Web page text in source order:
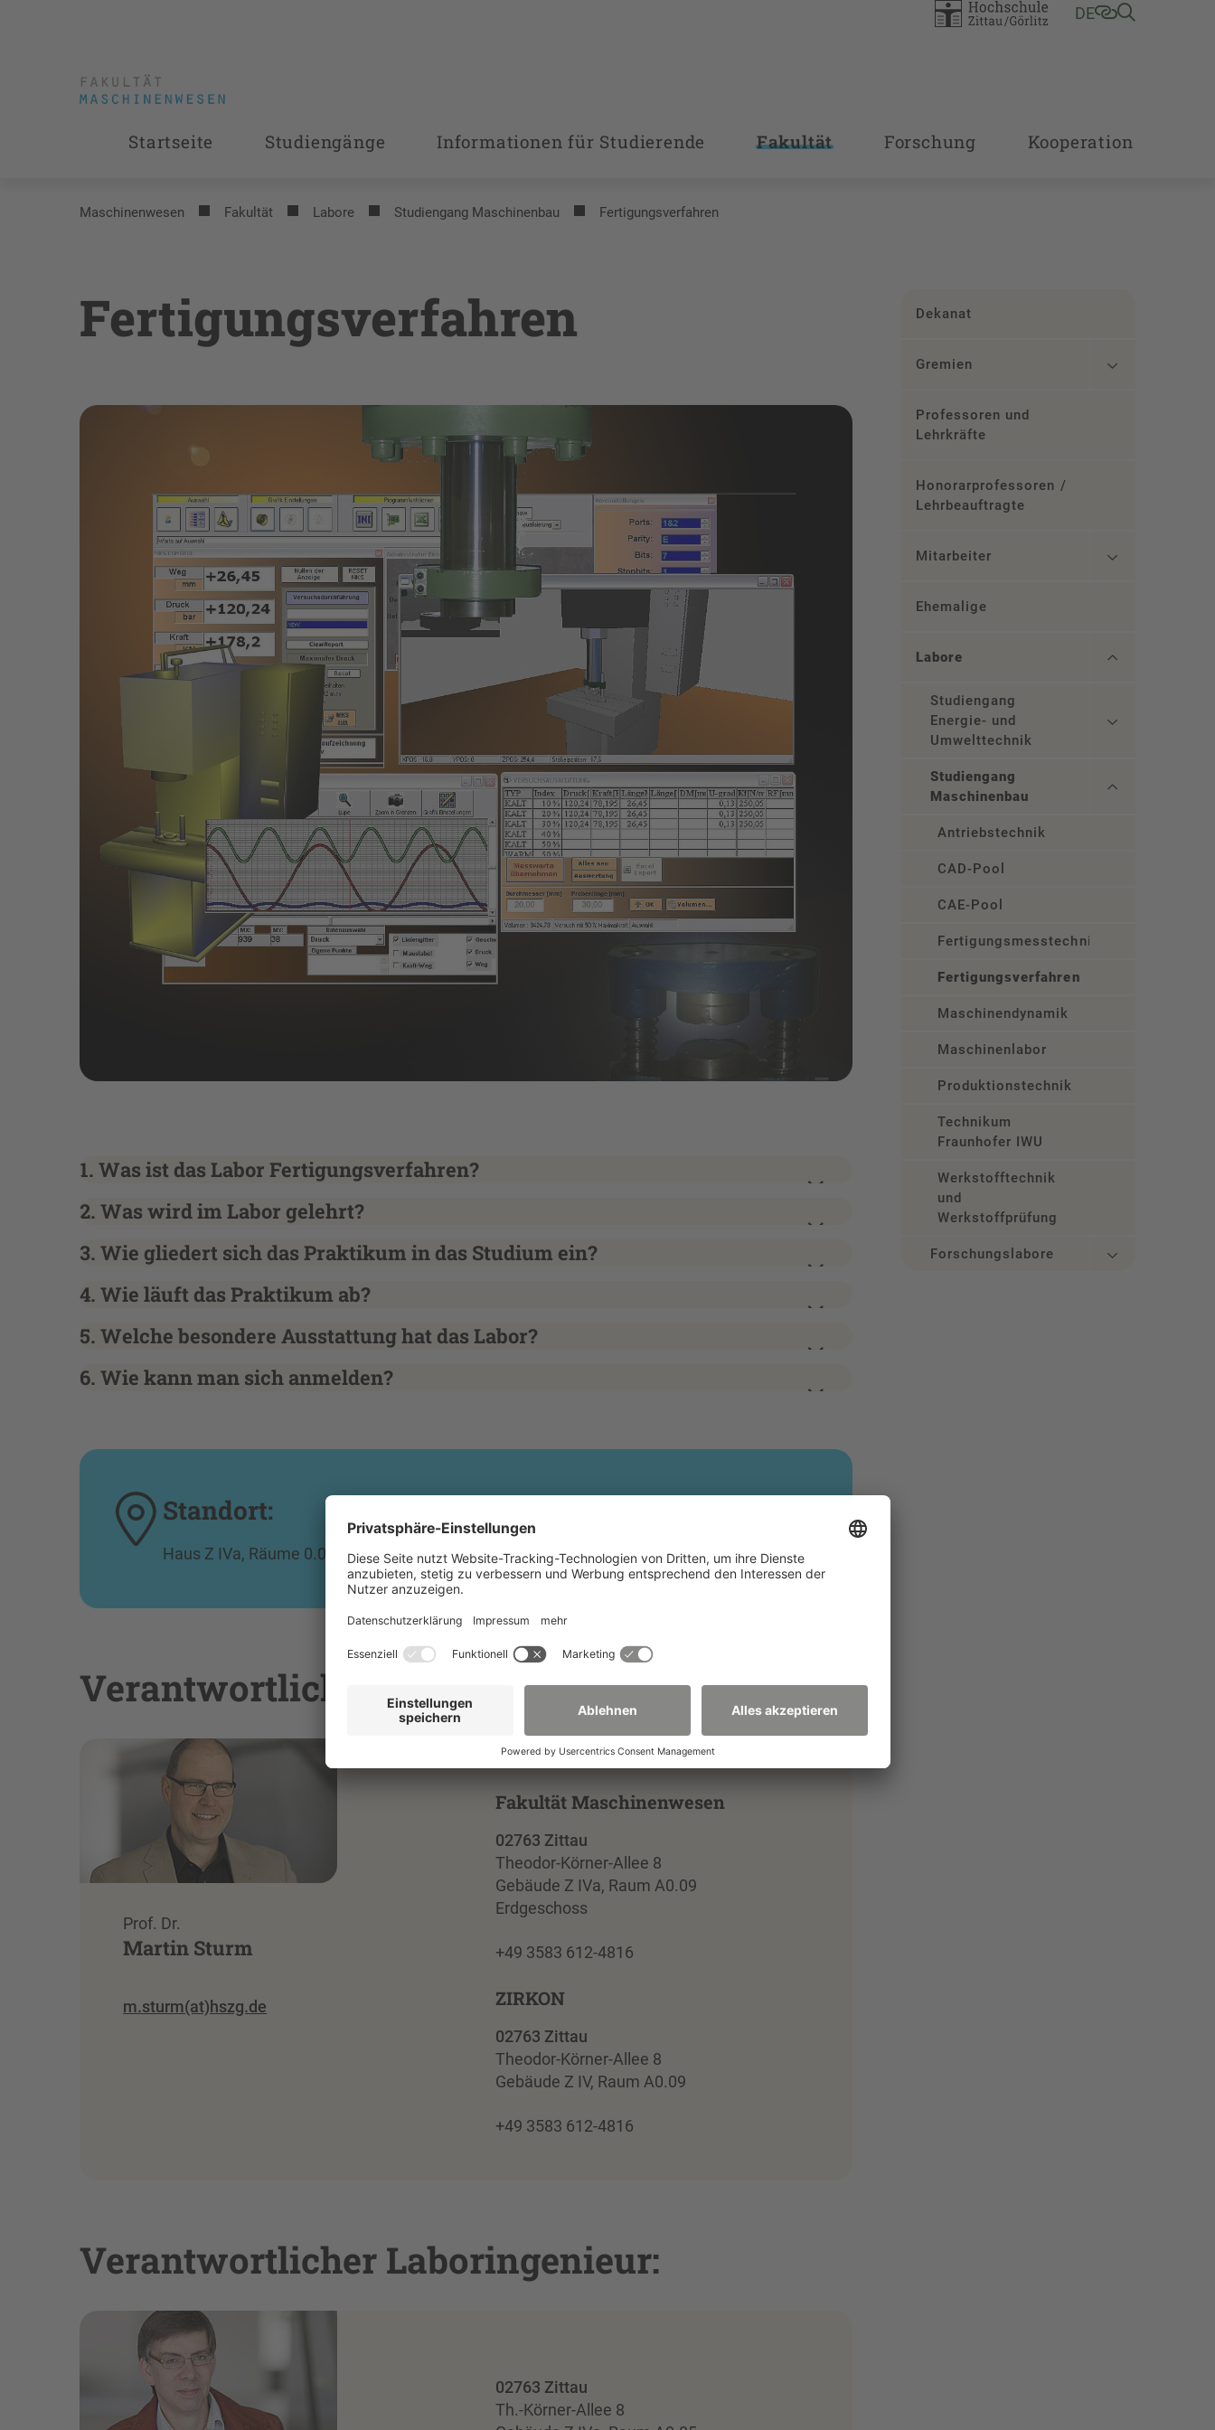
DE
Startseite Studiengänge Informationen für Studierende Fakultät Forschung Kooperation
Maschinenwesen Fakultät Labore Studiengang Maschinenbau Fertigungsverfahren
Fertigungsverfahren
1. Was ist das Labor Fertigungsverfahren?
2. Was wird im Labor gelehrt?
3. Wie gliedert sich das Praktikum in das Studium ein?
4. Wie läuft das Praktikum ab?
5. Welche besondere Ausstattung hat das Labor?
6. Wie kann man sich anmelden?
Standort:
Haus Z IVa, Räume 0.04 und 1.04.2
Verantwortlicher Professor:
Prof. Dr.
Martin Sturm
m.sturm(at)hszg.de
Fakultät Maschinenwesen
02763 Zittau
Theodor-Körner-Allee 8
Gebäude Z IVa, Raum A0.09
Erdgeschoss
+49 3583 612-4816
ZIRKON
02763 Zittau
Theodor-Körner-Allee 8
Gebäude Z IV, Raum A0.09
+49 3583 612-4816
Verantwortlicher Laboringenieur:
02763 Zittau
Th.-Körner-Allee 8
Dekanat
Gremien
Professoren und
Lehrkräfte
Honorarprofessoren /
Lehrbeauftragte
Mitarbeiter
Ehemalige
Labore
Studiengang
Energie- und
Umwelttechnik
Studiengang
Maschinenbau
Antriebstechnik
CAD-Pool
CAE-Pool
Fertigungsmesstechnik
Fertigungsverfahren
Maschinendynamik
Maschinenlabor
Produktionstechnik
Technikum
Fraunhofer IWU
Werkstofftechnik
und
Werkstoffprüfung
Forschungslabore